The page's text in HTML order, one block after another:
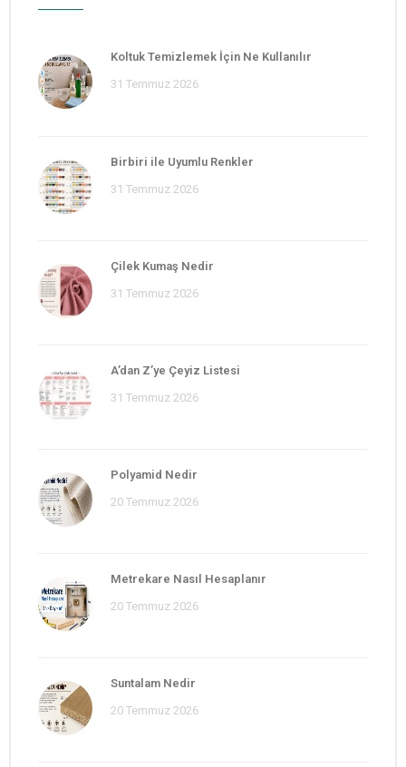
Koltuk Temizlemek İçin Ne Kullanılır
31 Temmuz 2026
Birbiri ile Uyumlu Renkler
31 Temmuz 2026
Çilek Kumaş Nedir
31 Temmuz 2026
A’dan Z’ye Çeyiz Listesi
31 Temmuz 2026
Polyamid Nedir
20 Temmuz 2026
Metrekare Nasıl Hesaplanır
20 Temmuz 2026
Suntalam Nedir
20 Temmuz 2026